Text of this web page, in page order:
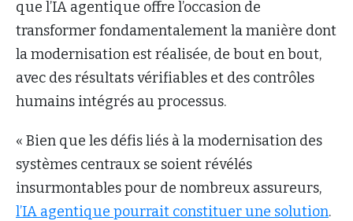
que l’IA agentique offre l’occasion de
transformer fondamentalement la manière dont
la modernisation est réalisée, de bout en bout,
avec des résultats vérifiables et des contrôles
humains intégrés au processus.
« Bien que les défis liés à la modernisation des
systèmes centraux se soient révélés
insurmontables pour de nombreux assureurs,
l’IA agentique pourrait constituer une solution.